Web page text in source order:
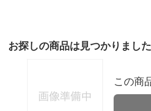
お探しの商品は見つかりまし
この商